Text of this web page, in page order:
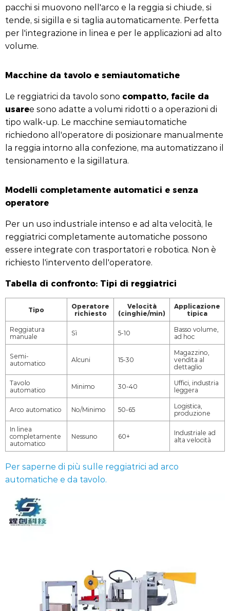
pacchi si muovono nell'arco e la reggia si chiude, si
tende, si sigilla e si taglia automaticamente. Perfetta
per l'integrazione in linea e per le applicazioni ad alto
volume.
Macchine da tavolo e semiautomatiche
Le reggiatrici da tavolo sono compatto, facile da
usaree sono adatte a volumi ridotti o a operazioni di
tipo walk-up. Le macchine semiautomatiche
richiedono all'operatore di posizionare manualmente
la reggia intorno alla confezione, ma automatizzano il
tensionamento e la sigillatura.
Modelli completamente automatici e senza
operatore
Per un uso industriale intenso e ad alta velocità, le
reggiatrici completamente automatiche possono
essere integrate con trasportatori e robotica. Non è
richiesto l'intervento dell'operatore.
Tabella di confronto: Tipi di reggiatrici
Tipo Operatore
richiesto
Velocità
(cinghie/min)
Applicazione
tipica
Reggiatura
manuale
Sì 5-10
Basso volume,
ad hoc
Semi-
automatico
Alcuni 15-30
Magazzino,
vendita al
dettaglio
Tavolo
automatico
Minimo 30-40
Uffici, industria
leggera
Arco automatico No/Minimo 50-65
Logistica,
produzione
In linea
completamente
automatico
Nessuno 60+
Industriale ad
alta velocità
Per saperne di più sulle reggiatrici ad arco
automatiche e da tavolo.